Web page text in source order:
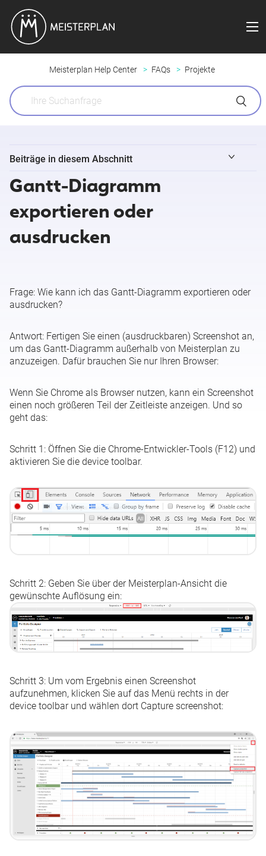
Meisterplan Help Center FAQs Projekte
Beiträge in diesem Abschnitt
Allokationen nach Phasen importieren
Auswirkungen von Rangänderung auf Portfolios (und
Szenarien)
Gantt-Diagramm exportieren oder ausdrucken
Investitionskosten ohne Finanzereignis vom Typ Capex
Durch Auto-Plan nicht an bessere Position bewegt
Auto-Plan löst Überallokationen nicht auf
Gantt-Diagramm
exportieren oder
ausdrucken
Frage: Wie kann ich das Gantt-Diagramm exportieren oder
ausdrucken?
Antwort: Fertigen Sie einen (ausdruckbaren) Screenshot an,
um das Gantt-Diagramm außerhalb von Meisterplan zu
anzuzeigen. Dafür brauchen Sie nur Ihren Browser:
Wenn Sie Chrome als Browser nutzen, kann ein Screenshot
einen noch größeren Teil der Zeitleiste anzeigen. Und so
geht das:
Schritt 1: Öffnen Sie die Chrome-Entwickler-Tools (F12) und
aktivieren Sie die device toolbar.
Schritt 2: Geben Sie über der Meisterplan-Ansicht die
gewünschte Auflösung ein:
Schritt 3: Um vom Ergebnis einen Screenshot
aufzunehmen, klicken Sie auf das Menü rechts in der
device toolbar und wählen dort Capture screenshot: